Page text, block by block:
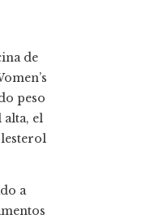
de
peso
el
a